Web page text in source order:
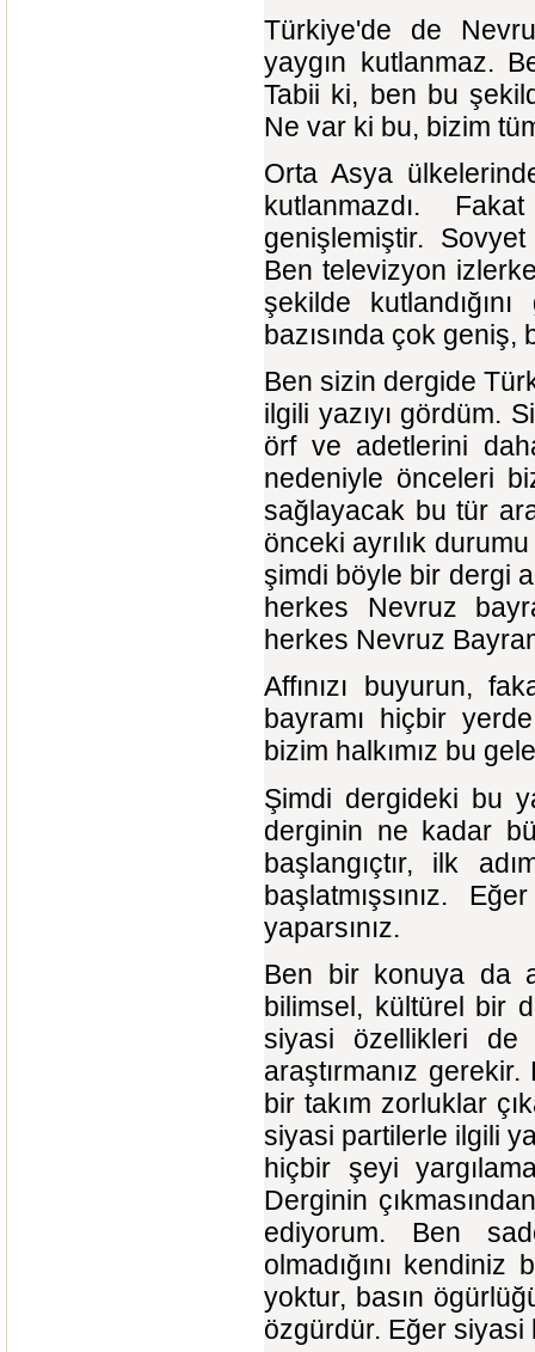
Türkiye'de de
yaygın kutlanmaz.
Tabii ki, ben bu
Ne var ki bu, bizim
Orta Asya
kutlanmazdı.
genişlemiştir.
Ben televizyon
şekilde
bazısında çok geniş,
Ben sizin dergide
ilgili yazıyı gördüm.
örf ve adetlerini
nedeniyle önceleri
sağlayacak bu tür
önceki ayrılık
şimdi böyle bir dergi
herkes Nevruz
herkes Nevruz
Affınızı buyurun,
bayramı hiçbir
bizim halkımız bu
Şimdi dergideki bu
derginin ne kadar
başlangıçtır, ilk
başlatmışsınız.
yaparsınız.
Ben bir konuya da
bilimsel, kültürel bir
siyasi özellikleri
araştırmanız
bir takım zorluklar
siyasi partilerle ilgili
hiçbir şeyi
Derginin
ediyorum. Ben
olmadığını
yoktur, basın
özgürdür. Eğer